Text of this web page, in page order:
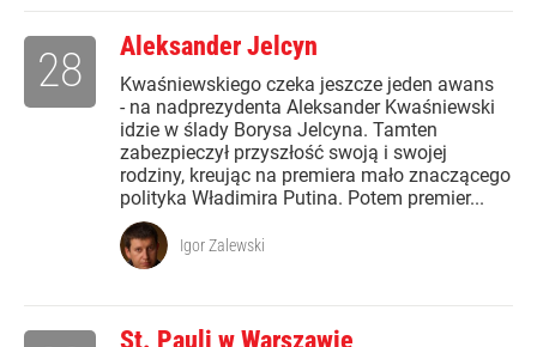
Aleksander Jelcyn
Kwaśniewskiego czeka jeszcze jeden awans
- na nadprezydenta Aleksander Kwaśniewski
idzie w ślady Borysa Jelcyna. Tamten
zabezpieczył przyszłość swoją i swojej
rodziny, kreując na premiera mało znaczącego
polityka Władimira Putina. Potem premier...
28
Igor Zalewski
St. Pauli w Warszawie